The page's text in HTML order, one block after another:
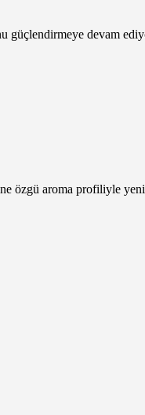
güçlendirmeye devam
özgü aroma profiliyle